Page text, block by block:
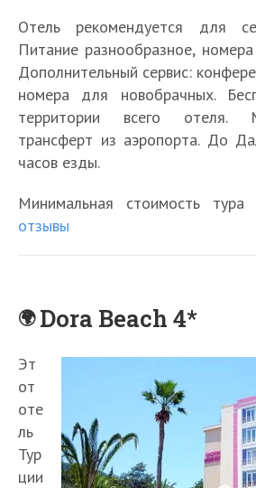
Отель рекомендуется для
Питание разнообразное,
Дополнительный сервис:
номера для новобрачных.
территории всего отеля.
трансферт из аэропорта. До
часов езды.
Минимальная стоимость
отзывы
Dora Beach 4*
Эт
от
оте
ль
Тур
ции